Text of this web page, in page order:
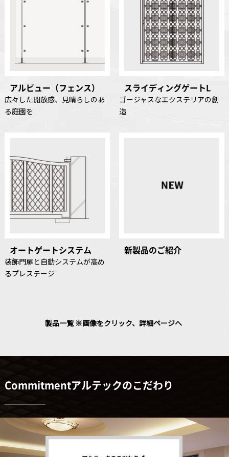
アルビュー（フェンス）
広々した開放感、見晴らしのあ
る庭園を
スライディングゲートL
ゴージャスなエクステリアの創
造
オートゲートシステム
装飾門扉と自動システムが高め
るプレステージ
新製品のご紹介
製品一覧 ※画像をクリック、詳細ページへ
Commitmentアルテックのこだわり